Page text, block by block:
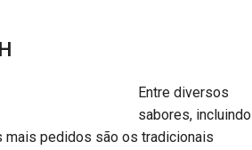
Entre diversos
sabores, incluindo
mais pedidos são os tradicionais